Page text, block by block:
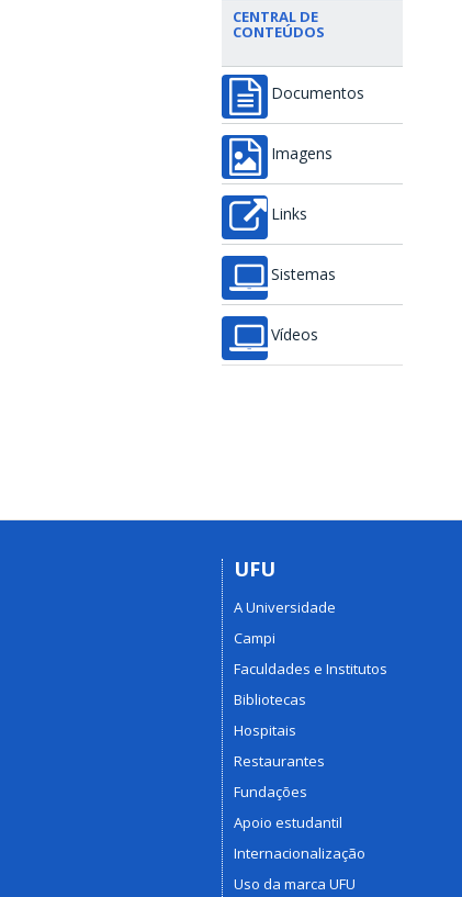
CENTRAL DE
CONTEÚDOS
Documentos
Imagens
Links
Sistemas
Vídeos
UFU
A Universidade
Campi
Faculdades e Institutos
Bibliotecas
Hospitais
Restaurantes
Fundações
Apoio estudantil
Internacionalização
Uso da marca UFU